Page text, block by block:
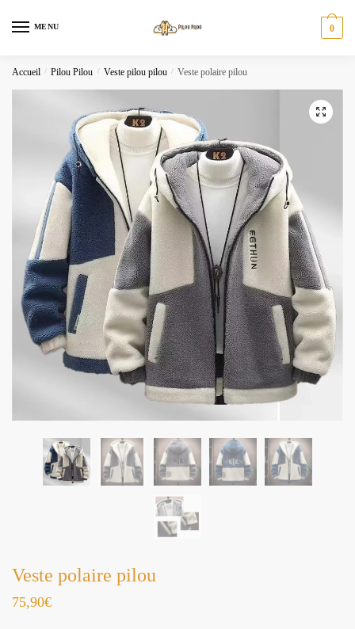
MENU 0
Accueil / Pilou Pilou / Veste pilou pilou / Veste polaire pilou
Veste polaire pilou
75,90€